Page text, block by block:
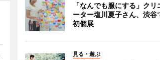
「なんでも服にする」クリ
ーター塩川夏子さん、渋谷
初個展
見る・遊ぶ